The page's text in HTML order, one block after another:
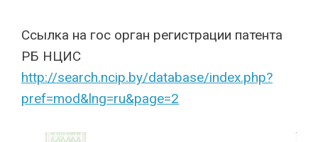
Cсылка на гос орган регистрации патента
РБ НЦИС
http://search.ncip.by/database/index.php?
pref=mod&lng=ru&page=2